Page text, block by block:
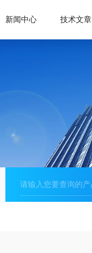
新闻中心 技术文章